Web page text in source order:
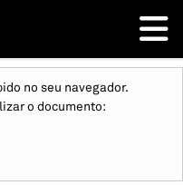
no seu navegador.
o documento: